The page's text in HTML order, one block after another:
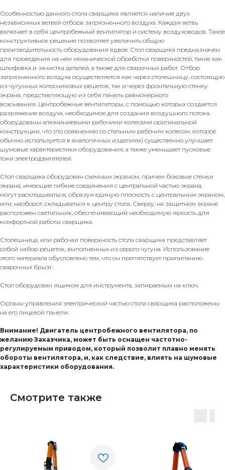
Особенностью данного стола сварщика является наличие двух
независимых ветвей отбора загрязненного воздуха. Каждая ветвь
включает в себя центробежный вентилятор и систему воздуховодов. Такое
конструктивное решение позволяет увеличить общую
производительность оборудования вдвое. Стол сварщика предназначен
для проведения на нем механической обработки поверхностей, такие как
шлифовка и зачистка деталей, а также для сварочных работ. Отбор
загрязненного воздуха осуществляется как через столешницу, состоящую
из чугунных колосниковых решеток, так и через фронтальную стенку
экрана, представляющую из себя панель равномерного
всасывания. Центробежные вентиляторы, с помощью которых создается
разряжение воздуха, необходимое для создания воздушного потока,
оборудованы алюминиевыми рабочими колесами оригинальной
конструкции, что (по сравнению со стальным рабочим колесом, которое
обычно используется в аналогичных изделиях) существенно улучшает
шумовые характеристики оборудования, а также уменьшает пусковые
токи электродвигателей.
Стол сварщика оборудован съемным экраном, причем боковые стенки
экрана, имеющие гибкие соединения с центральной частью экрана,
могут раскладываться, образуя единую плоскость с центральным экраном,
или, наоборот, складываться к центру стола. Сверху, на защитном экране
расположен светильник, обеспечивающий необходимую яркость для
комфортной работы сварщика.
Столешница, или рабочая поверхность стола сварщика представляет
собой набор решеток, выполненных из серого чугуна. Использование
этого материала обусловлено тем, что он препятствует прилипанию
сварочных брызг.
Стол оборудован ящиком для инструмента, запираемым на ключ.
Органы управления электрической частью стола сварщика расположены
на его лицевой панели.
Внимание! Двигатель центробежного вентилятора, по
желанию Заказчика, может быть оснащен частотно-
регулируемым приводом, который позволит плавно менять
обороты вентилятора, и, как следствие, влиять на шумовые
характеристики оборудования.
Смотрите также